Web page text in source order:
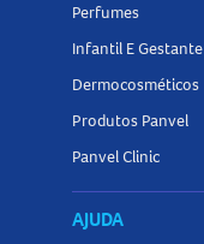
Perfumes
Infantil E Gestante
Dermocosméticos
Produtos Panvel
Panvel Clinic
AJUDA